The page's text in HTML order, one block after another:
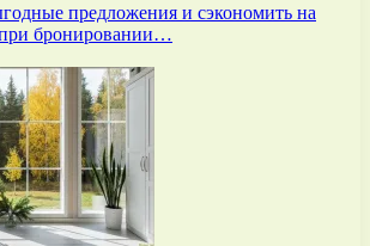
предложения и сэкономить на
при бронировании…